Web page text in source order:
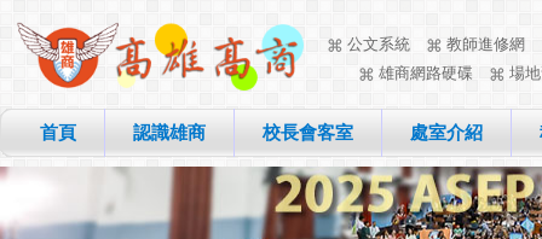
教師進修網
公文系統
場
雄商網路硬碟
首頁 認識雄商 校長會客室 處室介紹